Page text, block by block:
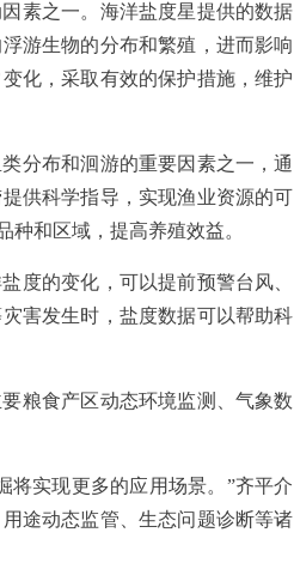
素之一。海洋盐度星提供的数据
游生物的分布和繁殖，进而影响
化，采取有效的保护措施，维护
分布和洄游的重要因素之一，通
供科学指导，实现渔业资源的可
和区域，提高养殖效益。
度的变化，可以提前预警台风、
害发生时，盐度数据可以帮助科
粮食产区动态环境监测、气象数
将实现更多的应用场景。”齐平介
途动态监管、生态问题诊断等诸